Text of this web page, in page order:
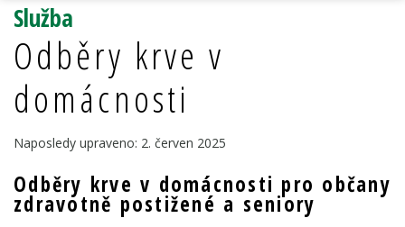
Služba
Odběry krve v
domácnosti
Naposledy upraveno: 2. červen 2025
Odběry krve v domácnosti pro občany
zdravotně postižené a seniory